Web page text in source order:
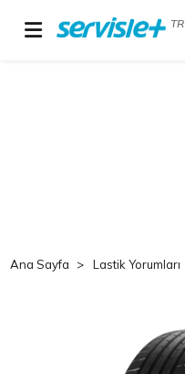
TR
Ana Sayfa Lastik Yorumları